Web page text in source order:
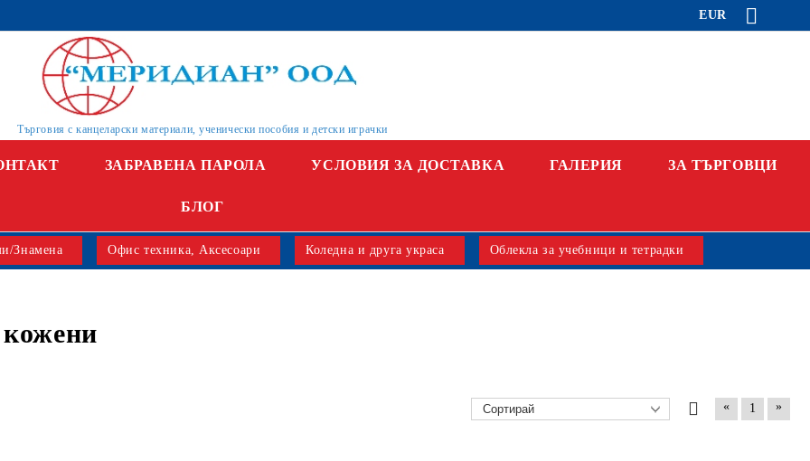
EUR
Търговия с канцеларски материали, ученически пособия и детски играчки
ЗАБРАВЕНА ПАРОЛА УСЛОВИЯ ЗА ДОСТАВКА ГАЛЕРИЯ ЗА ТЪРГОВЦИ
БЛОГ
Знамена Офис техника, Аксесоари Коледна и друга украса Облекла за учебници и тетрадки
« 1 »